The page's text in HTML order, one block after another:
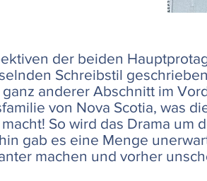
der beiden
Schreibstil
anderer Abschnitt im
von Nova Scotia, was
So wird das Drama um
gab es eine Menge
machen und vorher